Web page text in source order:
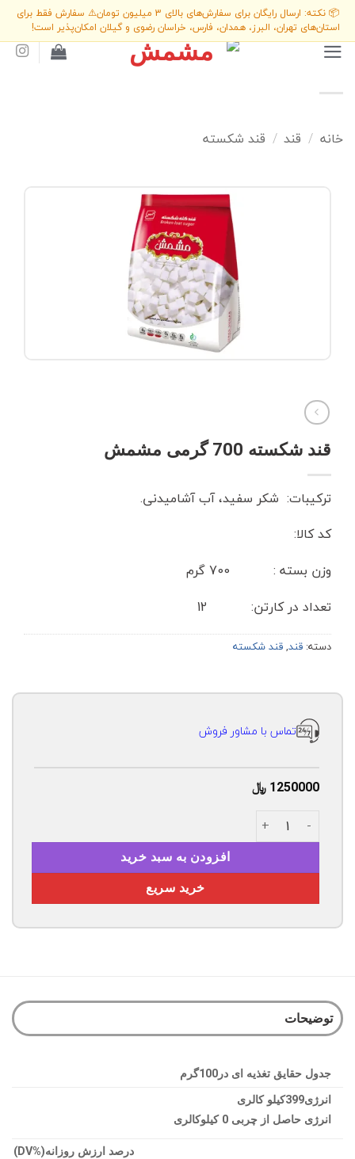
📦 نکته: ارسال رایگان برای سفارش‌های بالای 3 میلیون تومان
⚠️ سفارش فقط برای
استان‌های تهران، البرز، همدان، فارس، خراسان رضوی و گیلان امکان‌پذیر است!
Skip
content
خانه / قند / قند شکسته
قند شکسته 700 گرمی مشمش
ترکیبات: شکر سفید، آب آشامیدنی.
کد کالا:
وزن بسته : 700 گرم
تعداد در کارتن: 12
دسته: قند,قند شکسته
تماس با مشاور فروش
1250000 ﷼
قند شکسته 700 گرمی مشمش عدد
افزودن به سبد خرید
خرید سریع
توضیحات
جدول حقایق تغذیه ای در100گرم
انرژی399کیلو کالری
انرژی حاصل از چربی 0 کیلوکالری
درصد ارزش روزانه(%DV)